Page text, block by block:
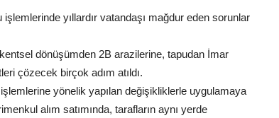
yıllardır vatandaşı mağdur eden sorunlar
dönüşümden 2B arazilerine, tapudan İmar
çözecek birçok adım atıldı.
yönelik yapılan değişikliklerle uygulamaya
alım satımında, tarafların aynı yerde